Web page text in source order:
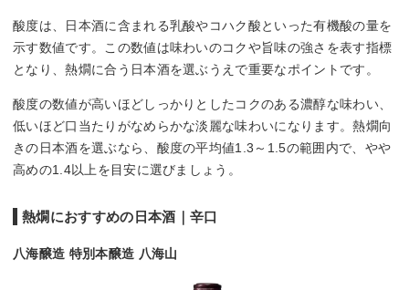
酸度は、日本酒に含まれる乳酸やコハク酸といった有機酸の量を
示す数値です。この数値は味わいのコクや旨味の強さを表す指標
となり、熱燗に合う日本酒を選ぶうえで重要なポイントです。
酸度の数値が高いほどしっかりとしたコクのある濃醇な味わい、
低いほど口当たりがなめらかな淡麗な味わいになります。熱燗向
きの日本酒を選ぶなら、酸度の平均値1.3～1.5の範囲内で、やや
高めの1.4以上を目安に選びましょう。
熱燗におすすめの日本酒｜辛口
八海醸造 特別本醸造 八海山